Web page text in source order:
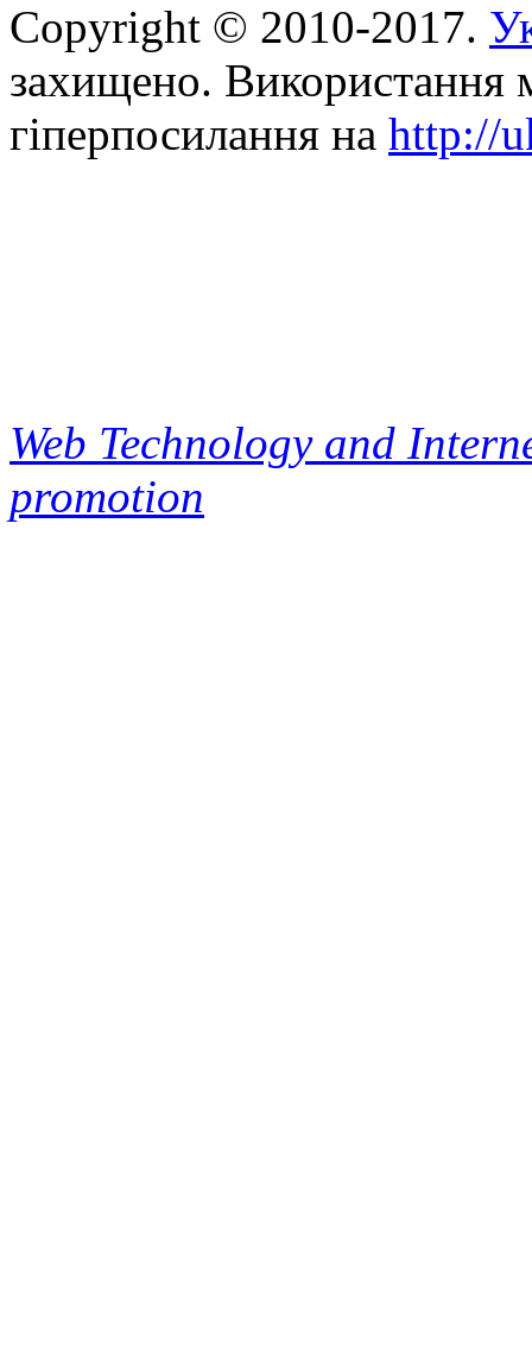
Copyright © 2010-2017.
захищено. Використання
гіперпосилання на http://
Web Technology and
promotion